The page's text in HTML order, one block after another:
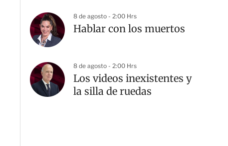
8 de agosto - 2:00 Hrs
Hablar con los muertos
8 de agosto - 2:00 Hrs
Los videos inexistentes y
la silla de ruedas